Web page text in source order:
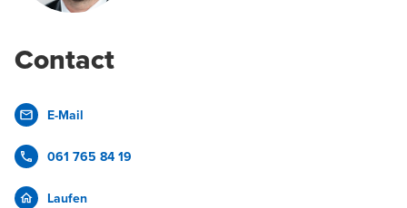
Contact
E-Mail
061 765 84 19
Laufen